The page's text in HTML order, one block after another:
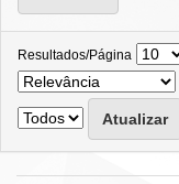
Resultados/Página